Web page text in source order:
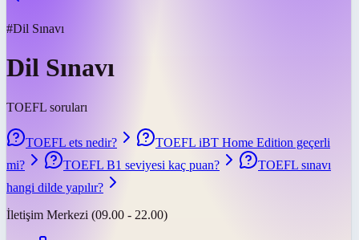
#Dil Sınavı
Dil Sınavı
TOEFL soruları
TOEFL ets nedir?
TOEFL iBT Home Edition geçerli
mi?
TOEFL B1 seviyesi kaç puan?
TOEFL sınavı
hangi dilde yapılır?
İletişim Merkezi (09.00 - 22.00)